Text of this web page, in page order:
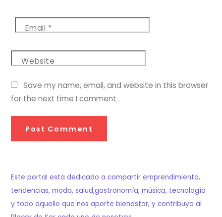
Email *
Website
Save my name, email, and website in this browser
for the next time I comment.
Este portal está dedicado a compartir emprendimiento,
tendencias, moda, salud,gastronomía, música, tecnología
y todo aquello que nos aporte bienestar, y contribuya al